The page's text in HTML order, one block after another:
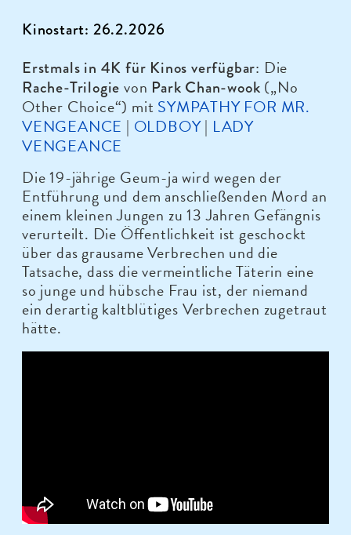
Kinostart: 26.2.2026
Erstmals in 4K für Kinos verfügbar: Die
Rache-Trilogie von Park Chan-wook („No
Other Choice“) mit SYMPATHY FOR MR.
VENGEANCE | OLDBOY| LADY
VENGEANCE
Die 19-jährige Geum-ja wird wegen der
Entführung und dem anschließenden Mord an
einem kleinen Jungen zu 13 Jahren Gefängnis
verurteilt. Die Öffentlichkeit ist geschockt
über das grausame Verbrechen und die
Tatsache, dass die vermeintliche Täterin eine
so junge und hübsche Frau ist, der niemand
ein derartig kaltblütiges Verbrechen zugetraut
hätte.